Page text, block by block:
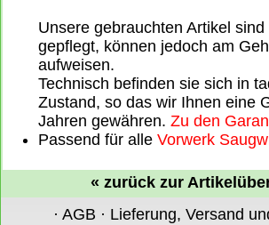
Unsere gebrauchten Artikel
gepflegt, können jedoch am
aufweisen.
Technisch befinden sie sich in
Zustand, so das wir Ihnen eine
Jahren gewähren. Zu den
Passend für alle Vorwerk
« zurück zur
· AGB · Lieferung, Versand